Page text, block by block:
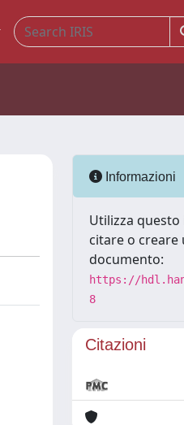
Informazioni
Utilizza
citare o creare
documento:
https://
8
Citazioni